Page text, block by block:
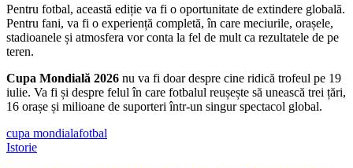
Pentru fotbal, această ediție va fi o oportunitate de extindere globală.
Pentru fani, va fi o experiență completă, în care meciurile, orașele,
stadioanele și atmosfera vor conta la fel de mult ca rezultatele de pe
teren.
Cupa Mondială 2026 nu va fi doar despre cine ridică trofeul pe 19
iulie. Va fi și despre felul în care fotbalul reușește să unească trei țări,
16 orașe și milioane de suporteri într-un singur spectacol global.
cupa mondialafotbal
Istorie